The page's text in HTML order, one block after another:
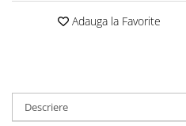
Adauga la Favorite
Descriere